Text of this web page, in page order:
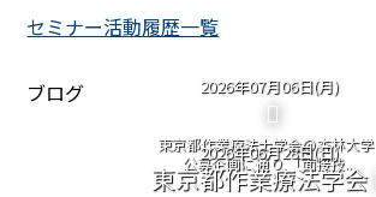
セミナー活動履歴一覧
ブログ 2026年07月06日(月)
東京都作業療法士学会@杏林大学
公募企画に通り 「面接技...
2026年06月28日(日)
東京都作業療法学会